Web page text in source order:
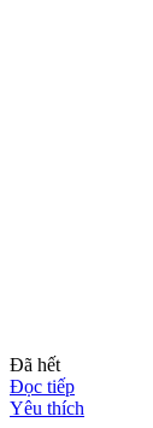
Đã hết
Đọc tiếp
Yêu thích